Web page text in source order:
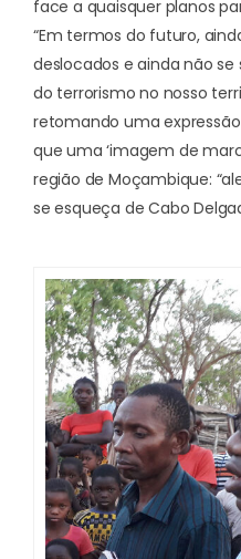
face a quaisquer planos
“Em termos do futuro,
deslocados e ainda não
do terrorismo no nosso
retomando uma
que uma ‘imagem de
região de Moçambique:
se esqueça de Cabo